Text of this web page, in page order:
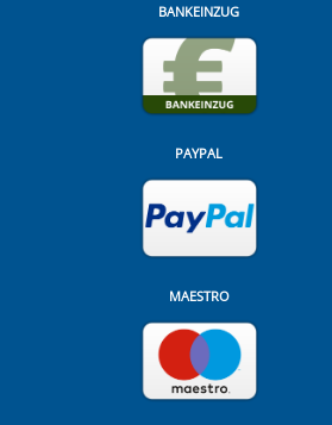
BANKEINZUG
PAYPAL
MAESTRO